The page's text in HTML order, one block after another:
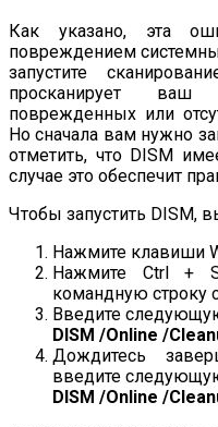
Как указано, эта
повреждением
запустите
просканирует
поврежденных или
Но сначала вам нужно
отметить, что DISM
случае это обеспечит
Чтобы запустить DISM,
Нажмите клавиши
Нажмите Ctrl +
командную
Введите
DISM /Online /
Дождитесь
введите
DISM /Online /